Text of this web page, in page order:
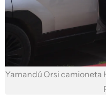
Yamandú Orsi camioneta